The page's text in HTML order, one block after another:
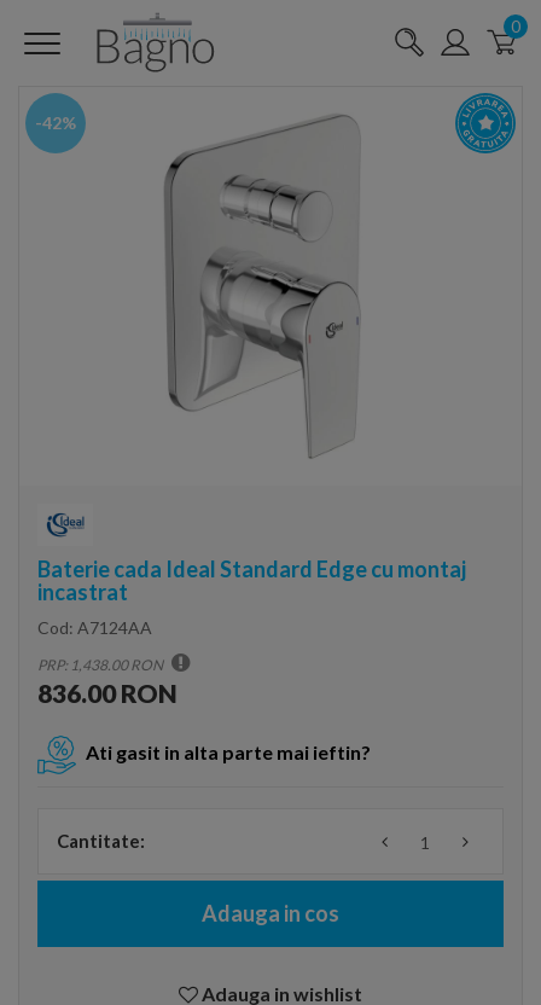
0
-42%
Baterie cada Ideal Standard Edge cu montaj
incastrat
Cod: A7124AA
PRP: 1,438.00 RON
836.00 RON
Ati gasit in alta parte mai ieftin?
Cantitate:
Adauga in cos
Adauga in wishlist